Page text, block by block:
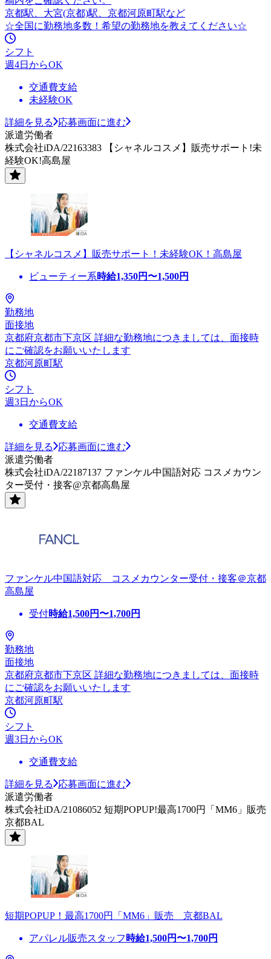
京都駅、大宮(京都)駅、京都河原町駅など
☆全国に勤務地多数！希望の勤務地を教えてください☆
シフト
週4日からOK
交通費支給
未経験OK
詳細を見る
応募画面に進む
派遣労働者
株式会社iDA/22163383 【シャネルコスメ】販売サポート!未
経験OK!高島屋
【シャネルコスメ】販売サポート！未経験OK！高島屋
ビューティー系時給1,350円〜1,500円
勤務地
面接地
京都府京都市下京区 詳細な勤務地につきましては、面接時
にご確認をお願いいたします
京都河原町駅
シフト
週3日からOK
交通費支給
詳細を見る
応募画面に進む
派遣労働者
株式会社iDA/22187137 ファンケル中国語対応 コスメカウン
ター受付・接客@京都高島屋
ファンケル中国語対応 コスメカウンター受付・接客＠京都
高島屋
受付時給1,500円〜1,700円
勤務地
面接地
京都府京都市下京区 詳細な勤務地につきましては、面接時
にご確認をお願いいたします
京都河原町駅
シフト
週3日からOK
交通費支給
詳細を見る
応募画面に進む
派遣労働者
株式会社iDA/21086052 短期POPUP!最高1700円「MM6」販売
京都BAL
短期POPUP！最高1700円「MM6」販売 京都BAL
アパレル販売スタッフ 時給1,500円〜1,700円